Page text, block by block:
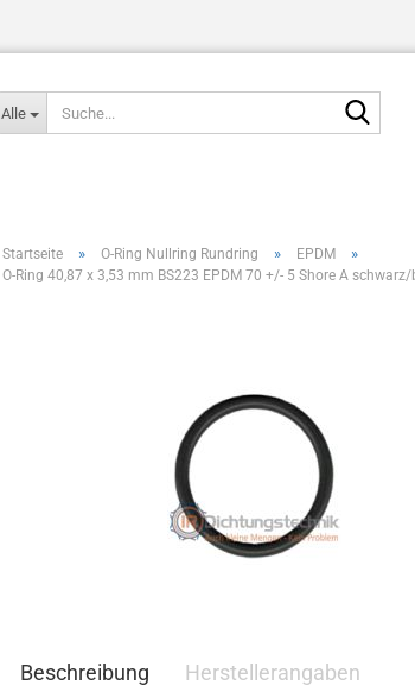
Alle
Startseite » O-Ring Nullring Rundring » EPDM »
O-Ring 40,87 x 3,53 mm BS223 EPDM 70 +/- 5 Shore A
Beschreibung Herstellerangaben